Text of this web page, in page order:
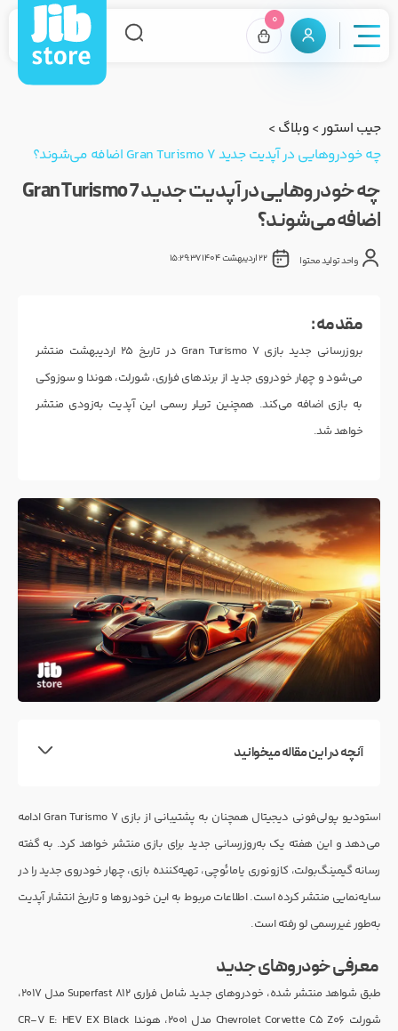
0
جیب استور>وبلاگ >
چه خودروهایی در آپدیت جدید Gran Turismo 7 اضافه می‌شوند؟
چه خودروهایی در آپدیت جدید Gran Turismo 7
اضافه می‌شوند؟
واحد تولید محتوا 22 اردیبهشت 1404 15:29:37
مقدمه :
بروزرسانی جدید بازی Gran Turismo 7 در تاریخ ۲۵ اردیبهشت منتشر
می‌شود و چهار خودروی جدید از برندهای فراری، شورلت، هوندا و سوزوکی
به بازی اضافه می‌کند. همچنین تریلر رسمی این آپدیت به‌زودی منتشر
خواهد شد.
آنچه در این مقاله میخوانید
استودیو پولی‌فونی دیجیتال همچنان به پشتیبانی از بازی Gran Turismo 7 ادامه
می‌دهد و این هفته یک به‌روزرسانی جدید برای بازی منتشر خواهد کرد. به گفته
رسانه گیمینگ‌بولت، کازونوری یامائوچی، تهیه‌کننده بازی، چهار خودروی جدید را در
سایه‌نمایی منتشر کرده است. اطلاعات مربوط به این خودروها و تاریخ انتشار آپدیت
به‌طور غیررسمی لو رفته است.
معرفی خودروهای جدید
طبق شواهد منتشر شده، خودروهای جدید شامل فراری 812 Superfast مدل ۲۰۱۷،
شورلت Chevrolet Corvette C5 Z06 مدل ۲۰۰۱، هوندا CR-V E: HEV EX Black